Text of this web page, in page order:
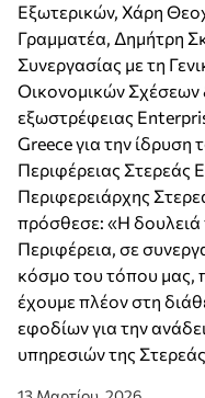
Εξωτερικών, Χάρη
Γραμματέα, Δημήτρη
Συνεργασίας με τη
Οικονομικών Σχέσεων
εξωστρέφειας
Greece για την
Περιφέρειας Στερεάς
Περιφερειάρχης
πρόσθεσε: «Η
Περιφέρεια, σε
κόσμο του τόπου μας,
έχουμε πλέον στη
εφοδίων για την
υπηρεσιών της